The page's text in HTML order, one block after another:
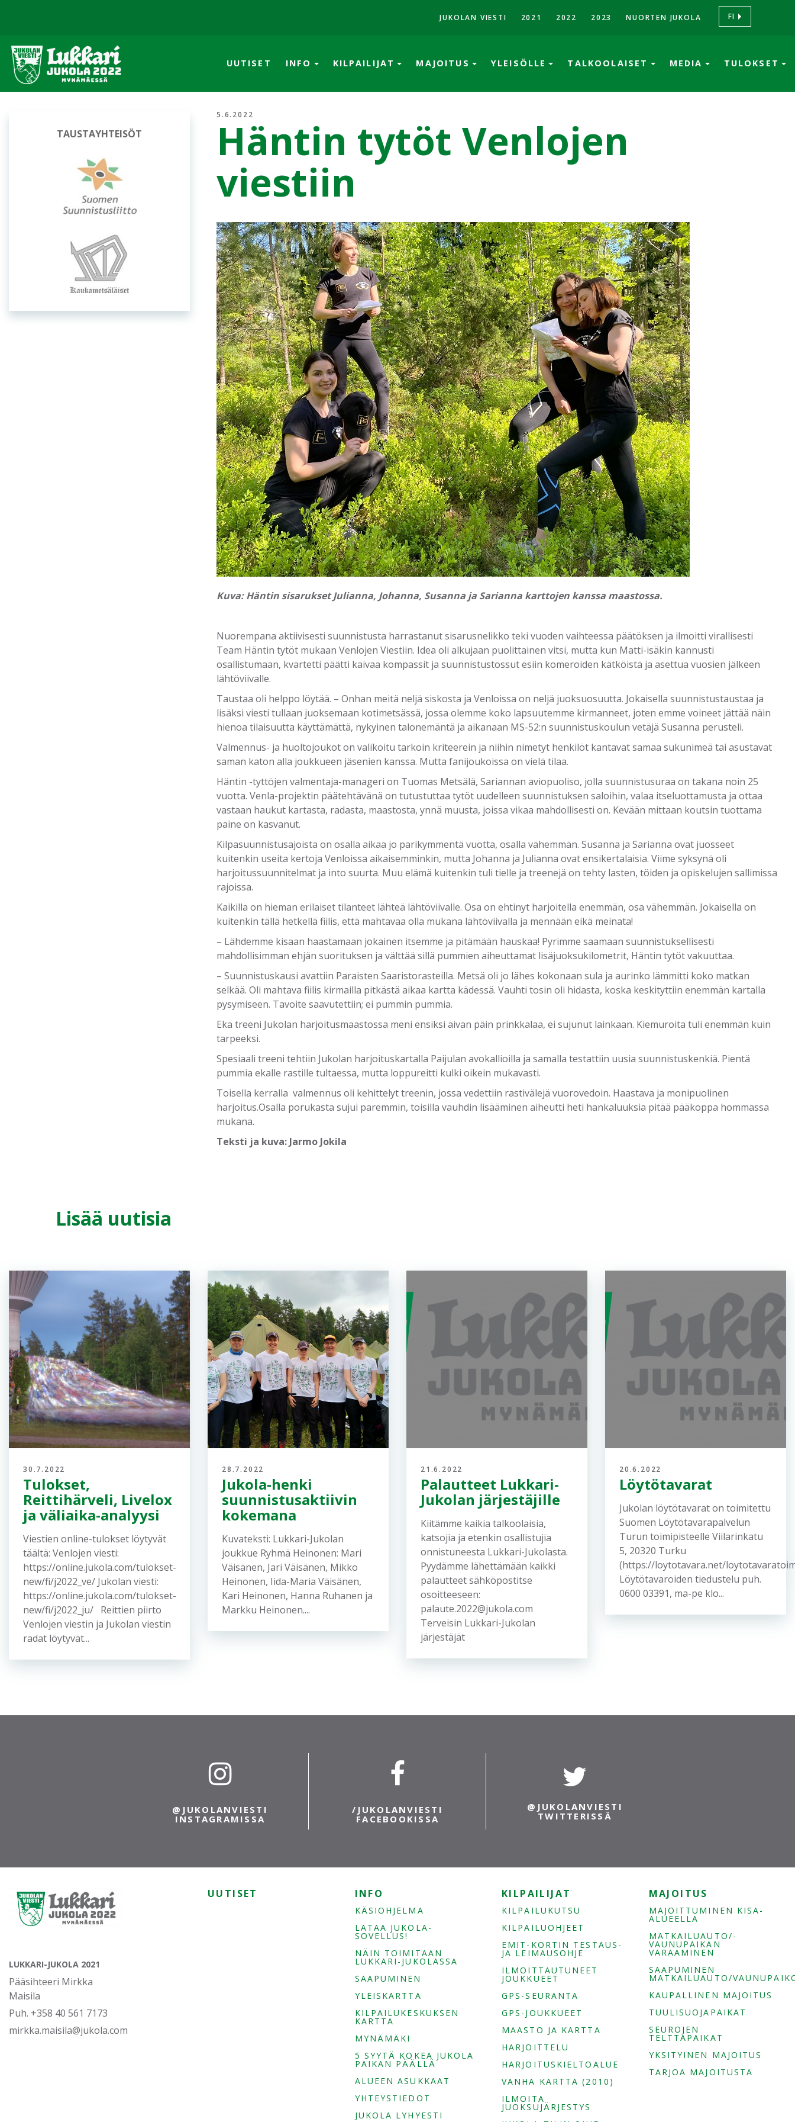
JUKOLAN VIESTI 2021 2022 2023 NUORTEN JUKOLA FI
UUTISET INFO KILPAILIJAT MAJOITUS YLEISÖLLE TALKOOLAISET MEDIA TULOKSET
5.6.2022
Häntin tytöt Venlojen
viestiin
Kuva: Häntin sisarukset Julianna, Johanna, Susanna ja Sarianna karttojen kanssa maastossa.
Nuorempana aktiivisesti suunnistusta harrastanut sisarusnelikko teki vuoden vaihteessa päätöksen ja ilmoitti virallisesti
Team Häntin tytöt mukaan Venlojen Viestiin. Idea oli alkujaan puolittainen vitsi, mutta kun Matti-isäkin kannusti
osallistumaan, kvartetti päätti kaivaa kompassit ja suunnistustossut esiin komeroiden kätköistä ja asettua vuosien jälkeen
lähtöviivalle.
Taustaa oli helppo löytää. – Onhan meitä neljä siskosta ja Venloissa on neljä juoksuosuutta. Jokaisella suunnistustaustaa ja
lisäksi viesti tullaan juoksemaan kotimetsässä, jossa olemme koko lapsuutemme kirmanneet, joten emme voineet jättää näin
hienoa tilaisuutta käyttämättä, nykyinen talonemäntä ja aikanaan MS-52:n suunnistuskoulun vetäjä Susanna perusteli.
Valmennus- ja huoltojoukot on valikoitu tarkoin kriteerein ja niihin nimetyt henkilöt kantavat samaa sukunimeä tai asustavat
saman katon alla joukkueen jäsenien kanssa. Mutta fanijoukoissa on vielä tilaa.
Häntin -tyttöjen valmentaja-manageri on Tuomas Metsälä, Sariannan aviopuoliso, jolla suunnistusuraa on takana noin 25
vuotta. Venla-projektin päätehtävänä on tutustuttaa tytöt uudelleen suunnistuksen saloihin, valaa itseluottamusta ja ottaa
vastaan haukut kartasta, radasta, maastosta, ynnä muusta, joissa vikaa mahdollisesti on. Kevään mittaan koutsin tuottama
paine on kasvanut.
Kilpasuunnistusajoista on osalla aikaa jo parikymmentä vuotta, osalla vähemmän. Susanna ja Sarianna ovat juosseet
kuitenkin useita kertoja Venloissa aikaisemminkin, mutta Johanna ja Julianna ovat ensikertalaisia. Viime syksynä oli
harjoitussuunnitelmat ja into suurta. Muu elämä kuitenkin tuli tielle ja treenejä on tehty lasten, töiden ja opiskelujen sallimissa
rajoissa.
Kaikilla on hieman erilaiset tilanteet lähteä lähtöviivalle. Osa on ehtinyt harjoitella enemmän, osa vähemmän. Jokaisella on
kuitenkin tällä hetkellä fiilis, että mahtavaa olla mukana lähtöviivalla ja mennään eikä meinata!
– Lähdemme kisaan haastamaan jokainen itsemme ja pitämään hauskaa! Pyrimme saamaan suunnistuksellisesti
mahdollisimman ehjän suorituksen ja välttää sillä pummien aiheuttamat lisäjuoksukilometrit, Häntin tytöt vakuuttaa.
– Suunnistuskausi avattiin Paraisten Saaristorasteilla. Metsä oli jo lähes kokonaan sula ja aurinko lämmitti koko matkan
selkää. Oli mahtava fiilis kirmailla pitkästä aikaa kartta kädessä. Vauhti tosin oli hidasta, koska keskityttiin enemmän kartalla
pysymiseen. Tavoite saavutettiin; ei pummin pummia.
Eka treeni Jukolan harjoitusmaastossa meni ensiksi aivan päin prinkkalaa, ei sujunut lainkaan. Kiemuroita tuli enemmän kuin
tarpeeksi.
Spesiaali treeni tehtiin Jukolan harjoituskartalla Paijulan avokallioilla ja samalla testattiin uusia suunnistuskenkiä. Pientä
pummia ekalle rastille tultaessa, mutta loppureitti kulki oikein mukavasti.
Toisella kerralla valmennus oli kehittelyt treenin, jossa vedettiin rastivälejä vuorovedoin. Haastava ja monipuolinen
harjoitus.Osalla porukasta sujui paremmin, toisilla vauhdin lisääminen aiheutti heti hankaluuksia pitää pääkoppa hommassa
mukana.
Teksti ja kuva: Jarmo Jokila
OSUUSISÄNNÄT
Lisää uutisia
30.7.2022
Tulokset,
Reittihärveli, Livelox
ja väliaika-analyysi
Viestien online-tulokset löytyvät
täältä: Venlojen viesti:
https://online.jukola.com/tulokset-
new/fi/j2022_ve/ Jukolan viesti:
https://online.jukola.com/tulokset-
new/fi/j2022_ju/ Reittien piirto
Venlojen viestin ja Jukolan viestin
radat löytyvät...
28.7.2022
Jukola-henki
suunnistusaktiivin
kokemana
Kuvateksti: Lukkari-Jukolan
joukkue Ryhmä Heinonen: Mari
Väisänen, Jari Väisänen, Mikko
Heinonen, Iida-Maria Väisänen,
Kari Heinonen, Hanna Ruhanen ja
Markku Heinonen....
21.6.2022
Palautteet Lukkari-
Jukolan järjestäjille
Kiitämme kaikia talkoolaisia,
katsojia ja etenkin osallistujia
onnistuneesta Lukkari-Jukolasta.
Pyydämme lähettämään kaikki
palautteet sähköpostitse
osoitteeseen:
palaute.2022@jukola.com
Terveisin Lukkari-Jukolan
järjestäjät
20.6.2022
Löytötavarat
Jukolan löytötavarat on toimitettu
Suomen Löytötavarapalvelun
Turun toimipisteelle Viilarinkatu
5, 20320 Turku
(https://loytotavara.net/
Löytötavaroiden tiedustelu puh.
0600 03391, ma-pe klo...
@JUKOLANVIESTI
INSTAGRAMISSA
/JUKOLANVIESTI
FACEBOOKISSA
@JUKOLANVIESTI
TWITTERISSÄ
LUKKARI-JUKOLA 2021
Pääsihteeri Mirkka
Maisila
Puh. +358 40 561 7173
mirkka.maisila@jukola.com
UUTISET INFO
KÄSIOHJELMA
LATAA JUKOLA-
SOVELLUS!
NÄIN TOIMITAAN
LUKKARI-JUKOLASSA
SAAPUMINEN
YLEISKARTTA
KILPAILUKESKUKSEN
KARTTA
MYNÄMÄKI
5 SYYTÄ KOKEA JUKOLA
PAIKAN PÄÄLLÄ
ALUEEN ASUKKAAT
YHTEYSTIEDOT
JUKOLA LYHYESTI
KILPAILIJAT
KILPAILUKUTSU
KILPAILUOHJEET
EMIT-KORTIN TESTAUS-
JA LEIMAUSOHJE
ILMOITTAUTUNEET
JOUKKUEET
GPS-SEURANTA
GPS-JOUKKUEET
MAASTO JA KARTTA
HARJOITTELU
HARJOITUSKIELTOALUE
VANHA KARTTA (2010)
ILMOITA
JUOKSUJÄRJESTYS
MAJOITUS
MAJOITTUMINEN KISA-
ALUEELLA
MATKAILUAUTO/-
VAUNUPAIKAN
VARAAMINEN
SAAPUMINEN
MATKAILUAUTO/
KAUPALLINEN MAJOITUS
TUULISUOJAPAIKAT
SEUROJEN
TELTTAPAIKAT
YKSITYINEN MAJOITUS
TARJOA MAJOITUSTA